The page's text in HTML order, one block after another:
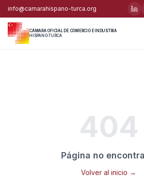
info@camarahispano-turca.org
CÁMARA OFICIAL DE COMERCIO E INDUSTRIA
HISPANO-TURCA
404
Página no
Volver al inicio →